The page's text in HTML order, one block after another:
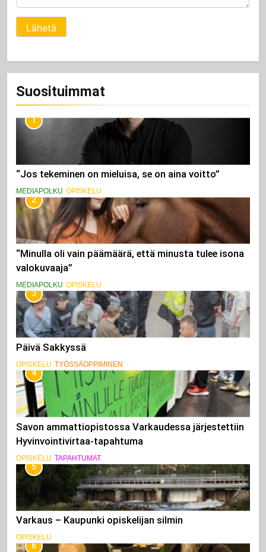
l
l
a
s
a
M
i
a
s
i
a
Lähetä
Suosituimmat
1
“Jos tekeminen on mieluisa, se on aina voitto”
MEDIAPOLKU OPISKELU
2
“Minulla oli vain päämäärä, että minusta tulee isona
valokuvaaja”
MEDIAPOLKU OPISKELU
3
Päivä Sakkyssä
OPISKELU TYÖSSÄOPPIMINEN
4
Savon ammattiopistossa Varkaudessa järjestettiin
Hyvinvointivirtaa-tapahtuma
OPISKELU TAPAHTUMAT
5
Varkaus – Kaupunki opiskelijan silmin
OPISKELU
6